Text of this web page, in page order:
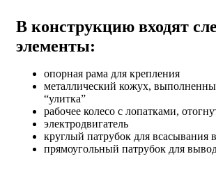
В конструкцию входят
элементы:
опорная рама для крепления
металлический кожух,
“улитка”
рабочее колесо с лопатками,
электродвигатель
круглый патрубок для всасывания
прямоугольный патрубок для